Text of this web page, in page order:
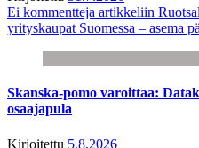
Ei kommentteja artikkeliin
yrityskaupat Suomessa – asema
Skanska-pomo varoittaa:
osaajapula
Kirjoitettu 5.8.2026